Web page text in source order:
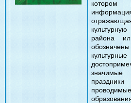
котором
района